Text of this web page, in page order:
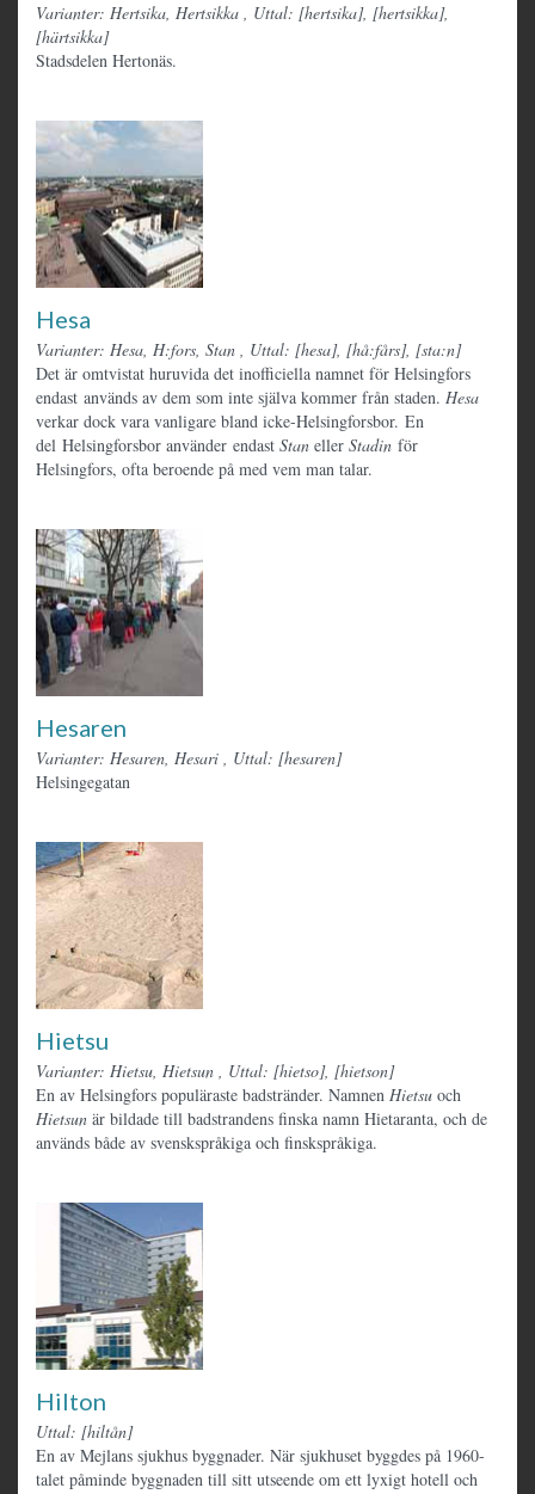
Varianter: Hertsika, Hertsikka , Uttal: [hertsika], [hertsikka],
[härtsikka]
Stadsdelen Hertonäs.
Hesa
Varianter: Hesa, H:fors, Stan , Uttal: [hesa], [hå:fårs], [sta:n]
Det är omtvistat huruvida det inofficiella namnet för Helsingfors
endast används av dem som inte själva kommer från staden. Hesa
verkar dock vara vanligare bland icke-Helsingforsbor. En
del Helsingforsbor använder endast Stan eller Stadin för
Helsingfors, ofta beroende på med vem man talar.
Hesaren
Varianter: Hesaren, Hesari , Uttal: [hesaren]
Helsingegatan
Hietsu
Varianter: Hietsu, Hietsun , Uttal: [hietso], [hietson]
En av Helsingfors populäraste badstränder. Namnen Hietsu och
Hietsun är bildade till badstrandens finska namn Hietaranta, och de
används både av svenskspråkiga och finskspråkiga.
Hilton
Uttal: [hiltån]
En av Mejlans sjukhus byggnader. När sjukhuset byggdes på 1960-
talet påminde byggnaden till sitt utseende om ett lyxigt hotell och